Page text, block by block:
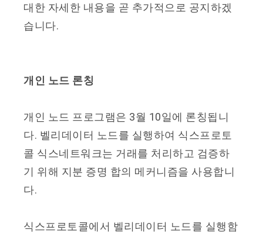
대한 자세한 내용을 곧 추가적으로 공지하겠
습니다.
개인 노드 론칭
개인 노드 프로그램은 3월 10일에 론칭됩니
다. 벨리데이터 노드를 실행하여 식스프로토
콜 식스네트워크는 거래를 처리하고 검증하
기 위해 지분 증명 합의 메커니즘을 사용합니
다.
식스프로토콜에서 벨리데이터 노드를 실행함